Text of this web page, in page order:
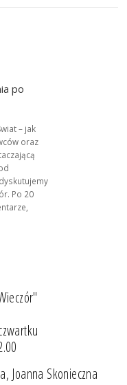
po
– jak
oraz
Po 20
Joanna Skonieczna